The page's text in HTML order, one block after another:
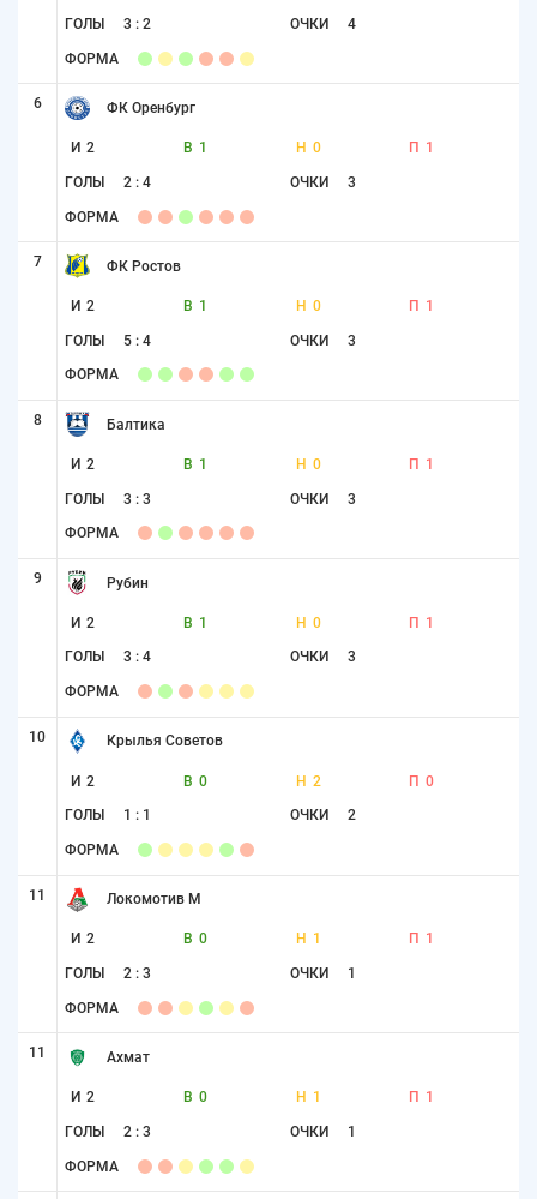
ГОЛЫ 3 : 2 ОЧКИ 4
ФОРМА
6 ФК Оренбург
И 2 В 1 Н 0 П 1
ГОЛЫ 2 : 4 ОЧКИ 3
ФОРМА
7 ФК Ростов
И 2 В 1 Н 0 П 1
ГОЛЫ 5 : 4 ОЧКИ 3
ФОРМА
8 Балтика
И 2 В 1 Н 0 П 1
ГОЛЫ 3 : 3 ОЧКИ 3
ФОРМА
9 Рубин
И 2 В 1 Н 0 П 1
ГОЛЫ 3 : 4 ОЧКИ 3
ФОРМА
10 Крылья Советов
И 2 В 0 Н 2 П 0
ГОЛЫ 1 : 1 ОЧКИ 2
ФОРМА
11 Локомотив М
И 2 В 0 Н 1 П 1
ГОЛЫ 2 : 3 ОЧКИ 1
ФОРМА
11 Ахмат
И 2 В 0 Н 1 П 1
ГОЛЫ 2 : 3 ОЧКИ 1
ФОРМА